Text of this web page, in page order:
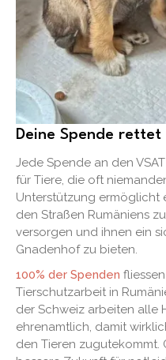
Deine Spende rettet
Jede Spende an den
für Tiere, die oft
Unterstützung ermöglicht
den Straßen Rumäniens
versorgen und ihnen ein
Gnadenhof zu bieten.
100% der Spenden
Tierschutzarbeit in
der Schweiz arbeiten alle
ehrenamtlich, damit
den Tieren zugutekommt.